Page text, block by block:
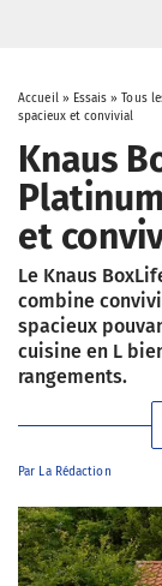
Accueil» Essais »Tous
spacieux et convivial
Knaus
et
Le Knaus
combine
spacieux
cuisine en L
rangements.
Par La Rédaction